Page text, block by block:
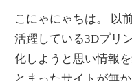
い
情
報
こにゃにゃちは。 以
活躍している3Dプリ
化しようと思い情報